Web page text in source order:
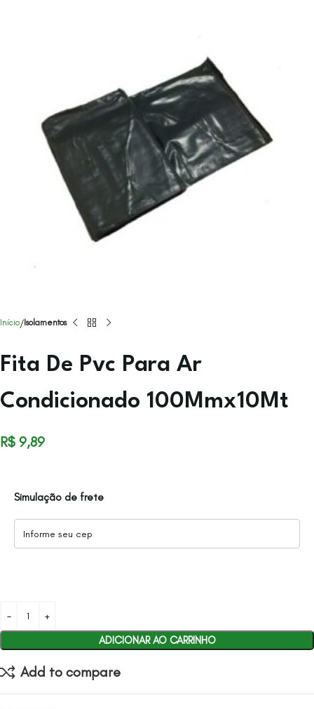
Início Isolamentos
Fita De Pvc Para Ar
Condicionado 100Mmx10Mt
R$ 9,89
Simulação de frete
ADICIONAR AO CARRINHO
Add to compare